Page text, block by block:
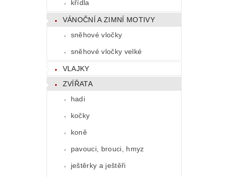
křídla
VÁNOČNÍ A ZIMNÍ MOTIVY
sněhové vločky
sněhové vločky velké
VLAJKY
ZVÍŘATA
hadi
kočky
koně
pavouci, brouci, hmyz
ještěrky a ještěři